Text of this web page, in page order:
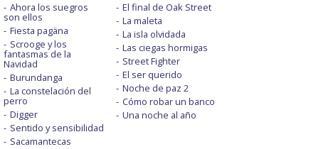
Ahora los suegros
son ellos
Fiesta pagäna
Scrooge y los
fantasmas de la
Navidad
Burundanga
La constelación del
perro
Digger
Sentido y sensibilidad
Sacamantecas
El final de Oak Street
La maleta
La isla olvidada
Las ciegas hormigas
Street Fighter
El ser querido
Noche de paz 2
Cómo robar un banco
Una noche al año